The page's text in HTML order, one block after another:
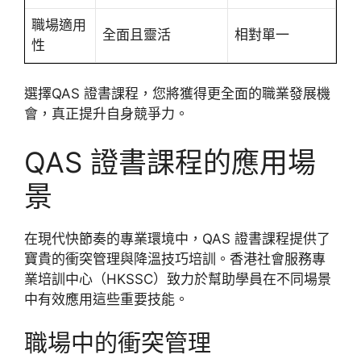
職場適用
性
全面且靈活 相對單一
選擇QAS 證書課程，您將獲得更全面的職業發展機
會，真正提升自身競爭力。
QAS 證書課程的應用場
景
在現代快節奏的專業環境中，QAS 證書課程提供了
寶貴的衝突管理與降溫技巧培訓。香港社會服務專
業培訓中心（HKSSC）致力於幫助學員在不同場景
中有效應用這些重要技能。
職場中的衝突管理